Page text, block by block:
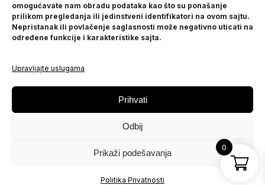
omogućavate nam obradu podataka kao što su ponašanje
prilikom pregledanja ili jedinstveni identifikatori na ovom sajtu.
Nepristanak ili povlačenje saglasnosti može negativno uticati na
određene funkcije i karakteristike sajta.
Upravljajte uslugama
Prihvati
Odbij
Prikaži podešavanja
Politika Privatnosti
POMOĆ
Politika privatnosti
PRATITE NAS
Instagram
0